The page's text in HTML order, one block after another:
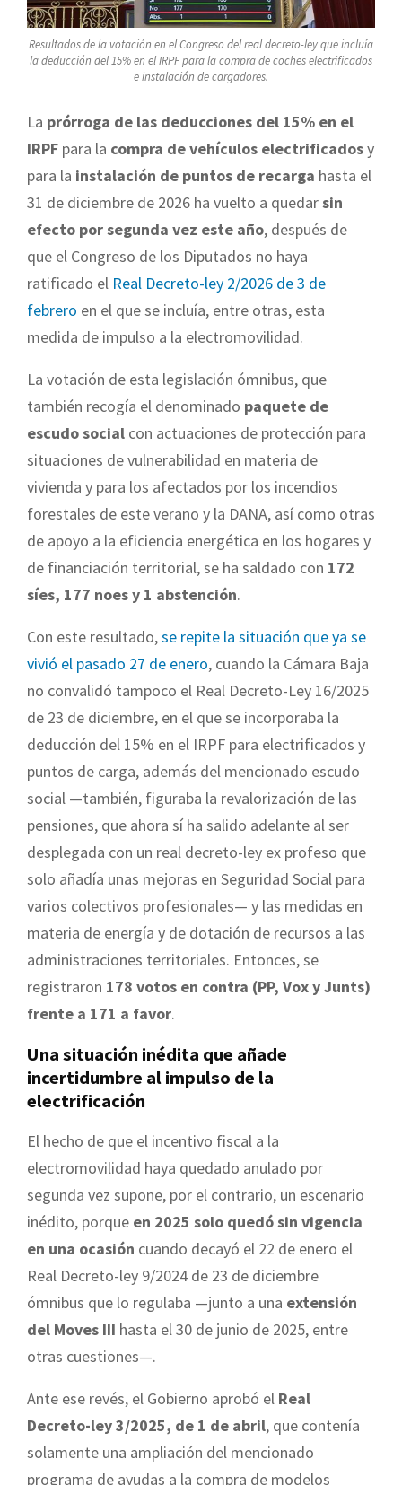
Resultados de la votación en el Congreso del real decreto-ley que incluía
la deducción del 15% en el IRPF para la compra de coches electrificados
e instalación de cargadores.
La prórroga de las deducciones del 15% en el
IRPF para la compra de vehículos electrificadosy
para la instalación de puntos de recarga hasta el
31 de diciembre de 2026 ha vuelto a quedarsin
efecto por segunda vez este año, después de
que el Congreso de los Diputados no haya
ratificado el Real Decreto-ley 2/2026 de 3 de
febrero en el que se incluía, entre otras, esta
medida de impulso a la electromovilidad.
La votación de esta legislación ómnibus, que
también recogía el denominado paquete de
escudo social con actuaciones de protección para
situaciones de vulnerabilidad en materia de
vivienda y para los afectados por los incendios
forestales de este verano y la DANA, así como otras
de apoyo a la eficiencia energética en los hogares y
de financiación territorial, se ha saldado con 172
síes, 177 noes y 1 abstención.
Con este resultado,se repite la situación que ya se
vivió el pasado 27 de enero, cuando la Cámara Baja
no convalidó tampoco el Real Decreto-Ley 16/2025
de 23 de diciembre, en el que se incorporaba la
deducción del 15% en el IRPF para electrificados y
puntos de carga, además del mencionado escudo
social —también, figuraba la revalorización de las
pensiones, que ahora sí ha salido adelante al ser
desplegada con un real decreto-ley ex profeso que
solo añadía unas mejoras en Seguridad Social para
varios colectivos profesionales— y las medidas en
materia de energía y de dotación de recursos a las
administraciones territoriales. Entonces, se
registraron 178 votos en contra (PP, Vox y Junts)
frente a 171 a favor.
Una situación inédita que añade
incertidumbre al impulso de la
electrificación
El hecho de que el incentivo fiscal a la
electromovilidad haya quedado anulado por
segunda vez supone, por el contrario, un escenario
inédito, porque en 2025 solo quedó sin vigencia
en una ocasión cuando decayó el 22 de enero el
Real Decreto-ley 9/2024 de 23 de diciembre
ómnibus que lo regulaba —junto a una extensión
del Moves III hasta el 30 de junio de 2025, entre
otras cuestiones—.
Ante ese revés, el Gobierno aprobó el Real
Decreto-ley 3/2025, de 1 de abril, que contenía
solamente una ampliación del mencionado
programa de ayudas a la compra de modelos